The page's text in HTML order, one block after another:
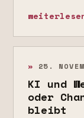
» 25.
KI und
oder
bleibt